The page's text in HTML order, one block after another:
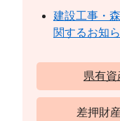
建設工事・
関するお知
県有資
差押財